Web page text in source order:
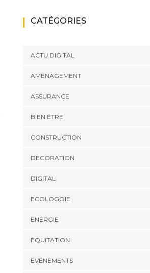
CATÉGORIES
ACTU DIGITAL
AMÉNAGEMENT
ASSURANCE
BIEN ÉTRE
CONSTRUCTION
DECORATION
DIGITAL
ECOLOGOIE
ENERGIE
ÉQUITATION
ÉVÉNEMENTS